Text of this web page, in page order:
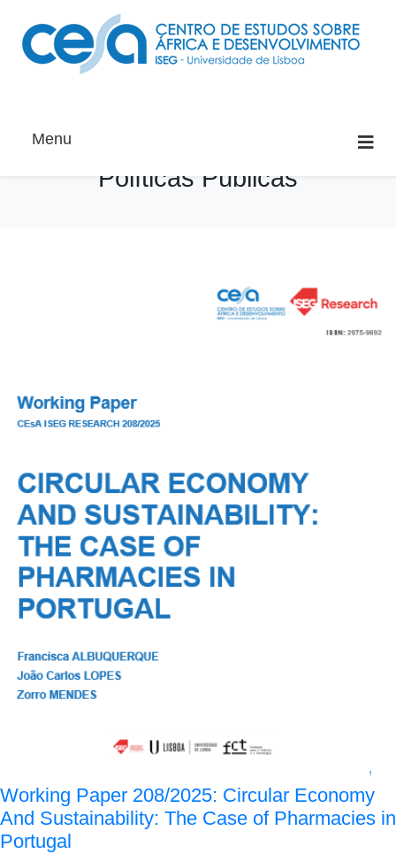
Menu
Políticas Públicas
Working Paper 208/2025: Circular Economy
And Sustainability: The Case of Pharmacies in
Portugal